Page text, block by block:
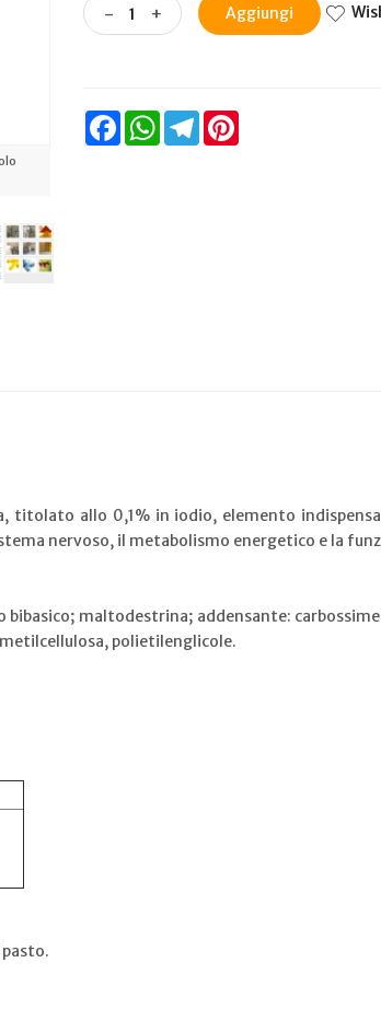
- + Aggiungi
FacebookWhatsAppTelegram
allo 0,1% in iodio, elemento
nervoso, il metabolismo energetico e la
maltodestrina; addensante:
polietilenglicole.